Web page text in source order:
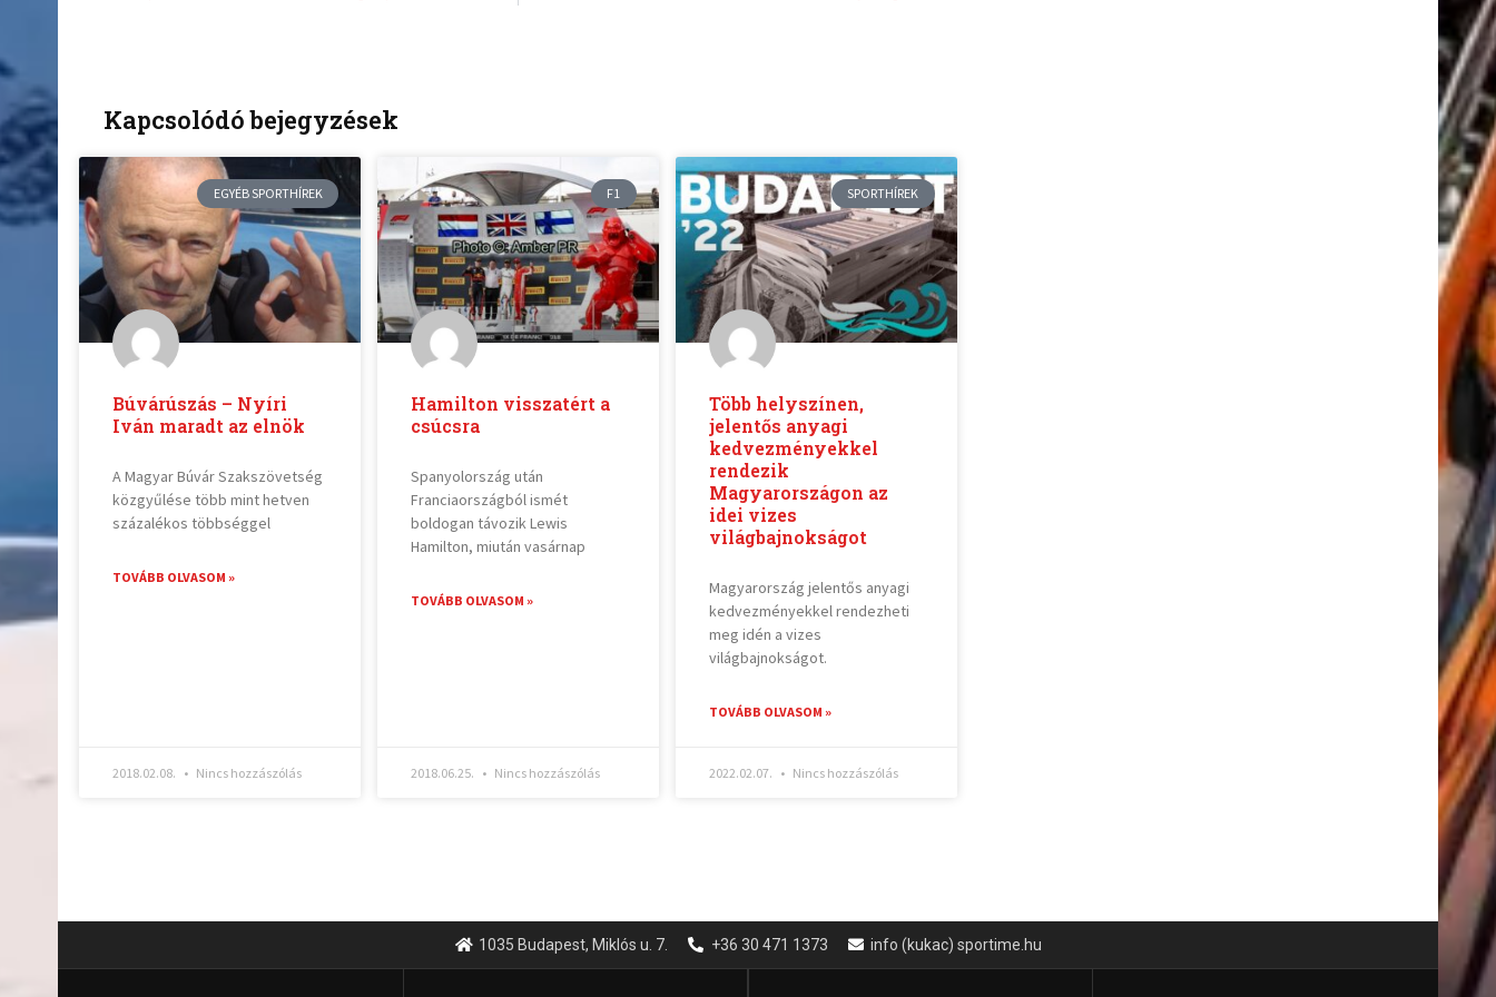
Kapcsolódó bejegyzések
EGYÉB SPORTHÍREK
Búvárúszás – Nyíri
Iván maradt az elnök
A Magyar Búvár Szakszövetség
közgyűlése több mint hetven
százalékos többséggel
TOVÁBB OLVASOM »
2018.02.08. Nincs hozzászólás
F1
Hamilton visszatért a
csúcsra
Spanyolország után
Franciaországból ismét
boldogan távozik Lewis
Hamilton, miután vasárnap
TOVÁBB OLVASOM »
2018.06.25. Nincs hozzászólás
SPORTHÍREK
Több helyszínen,
jelentős anyagi
kedvezményekkel
rendezik
Magyarországon az
idei vizes
világbajnokságot
Magyarország jelentős anyagi
kedvezményekkel rendezheti
meg idén a vizes
világbajnokságot.
TOVÁBB OLVASOM »
2022.02.07. Nincs hozzászólás
1035 Budapest, Miklós u. 7. +36 30 471 1373 info (kukac) sportime.hu